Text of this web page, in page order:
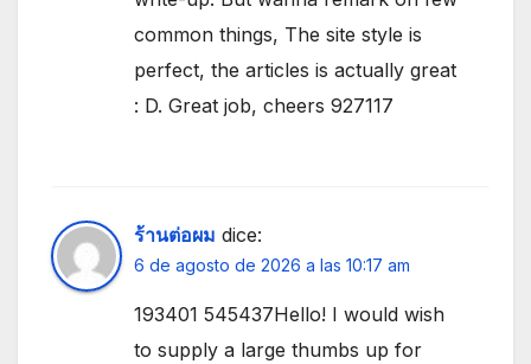
common things, The site style is
perfect, the articles is actually great
: D. Great job, cheers 927117
ร้านต่อผม dice:
6 de agosto de 2026 a las 10:17 am
193401 545437Hello! I would wish
to supply a large thumbs up for